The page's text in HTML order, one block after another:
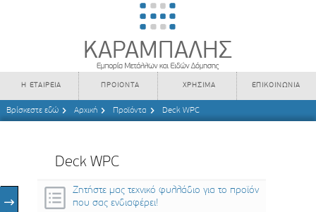
Η ΕΤΑΙΡΕΙΑ ΠΡΟΙΟΝΤΑ ΧΡΗΣΙΜΑ ΕΠΙΚΟΙΝΩΝΙΑ
Βρίσκεστε εδώ Αρχική Προϊόντα Deck WPC
Deck WPC
Ζητήστε μας τεχνικό φυλλάδιο για το προϊόν
που σας ενδιαφέρει!